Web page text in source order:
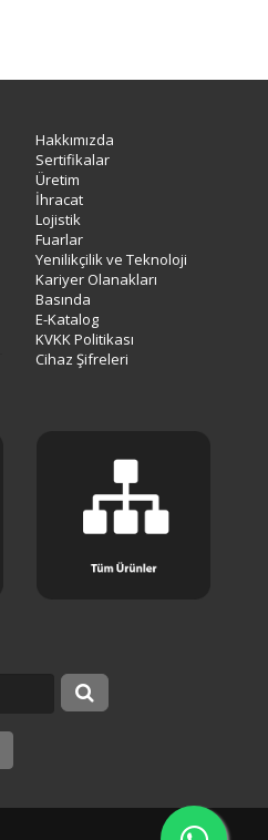
Hakkımızda
Sertifikalar
Üretim
İhracat
Lojistik
Fuarlar
Yenilikçilik ve Teknoloji
Kariyer Olanakları
Basında
E-Katalog
KVKK Politikası
Cihaz Şifreleri